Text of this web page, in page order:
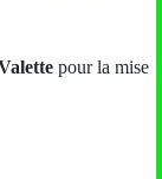
pour la mise